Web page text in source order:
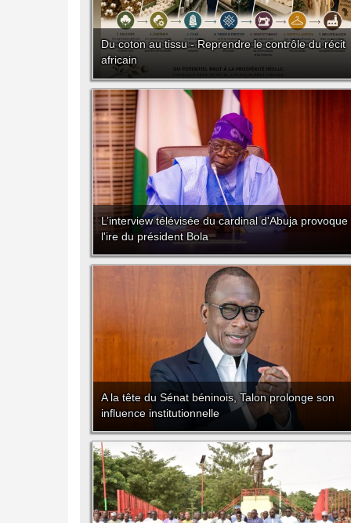
Du coton au tissu - Reprendre le contrôle du récit
africain
L’interview télévisée du cardinal d'Abuja provoque
l'ire du président Bola
A la tête du Sénat béninois, Talon prolonge son
influence institutionnelle